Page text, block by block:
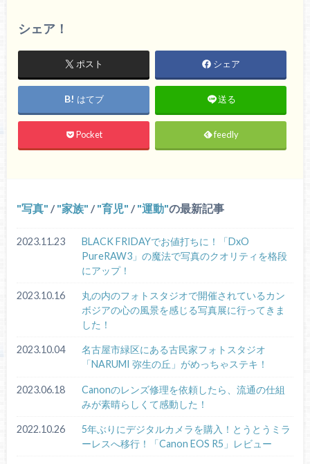
シェア！
ポスト シェア
はてブ 送る
Pocket feedly
写真 / 家族 / 育児 / 運動 の最新記事
2023.11.23
BLACK FRIDAYでお値打ちに！「DxO
PureRAW3」の魔法で写真のクオリティを格段
にアップ！
2023.10.16
丸の内のフォトスタジオで開催されているカン
ボジアの心の風景を感じる写真展に行ってきま
した！
2023.10.04
名古屋市緑区にある古民家フォトスタジオ
「NARUMI 弥生の丘」がめっちゃステキ！
2023.06.18
Canonのレンズ修理を依頼したら、流通の仕組
みが素晴らしくて感動した！
2022.10.26
5年ぶりにデジタルカメラを購入！とうとうミラ
ーレスへ移行！「Canon EOS R5」レビュー